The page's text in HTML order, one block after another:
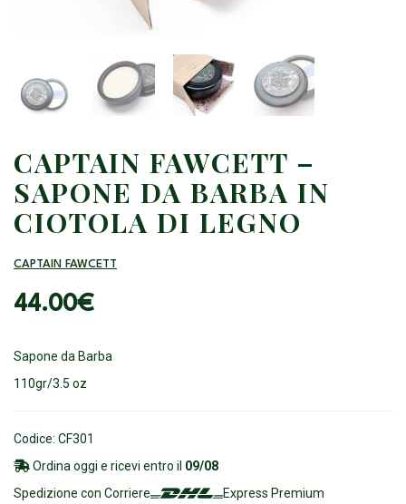
CAPTAIN FAWCETT –
SAPONE DA BARBA IN
CIOTOLA DI LEGNO
CAPTAIN FAWCETT
Sapone da Barba
110gr/3.5 oz
Codice: CF301
Ordina oggi e ricevi entro il 09/08
Spedizione con Corriere
Express Premium
44.00€